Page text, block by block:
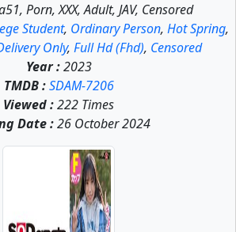
Porn, XXX, Adult, JAV, Censored
Student, Ordinary Person, Hot Spring,
Only, Full Hd (Fhd), Censored
Year :2023
TMDB : SDAM-7206
Viewed :222 Times
Date :26 October 2024